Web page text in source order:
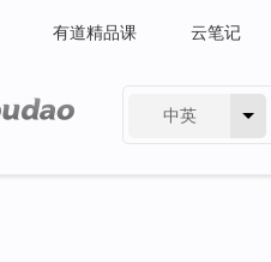
有道精品课 云笔记
中英